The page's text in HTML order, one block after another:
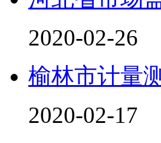
2020-02-26
榆林市计量
2020-02-17